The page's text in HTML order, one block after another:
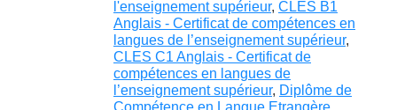
l'enseignement supérieur, CLES B1
Anglais - Certificat de compétences en
langues de l’enseignement supérieur,
CLES C1 Anglais - Certificat de
compétences en langues de
l’enseignement supérieur, Diplôme de
Compétence en Langue Etrangère